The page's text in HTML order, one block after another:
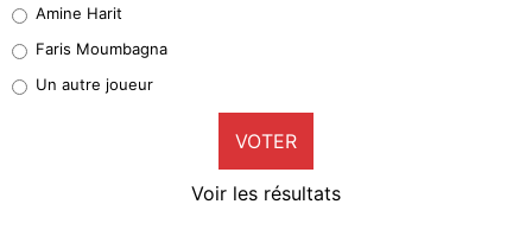
1%
9%
Amine Harit
Faris Moumbagna
Un autre joueur
VOTER
Voir les résultats